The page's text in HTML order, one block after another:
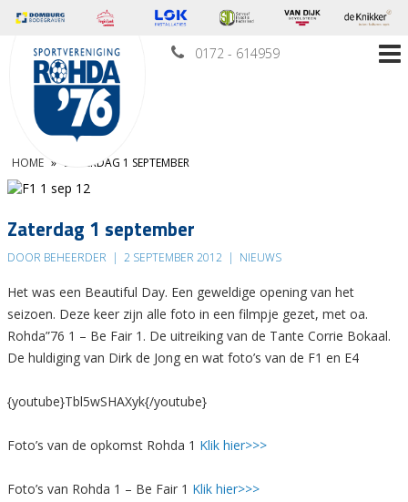
0172 - 614959
HOME » ZATERDAG 1 SEPTEMBER
Zaterdag 1 september
DOOR BEHEERDER | 2 SEPTEMBER 2012 | NIEUWS
Het was een Beautiful Day. Een geweldige opening van het
seizoen. Deze keer zijn alle foto in een filmpje gezet, met oa.
Rohda”76 1 – Be Fair 1. De uitreiking van de Tante Corrie Bokaal.
De huldiging van Dirk de Jong en wat foto’s van de F1 en E4
{youtube}Tbl5wSHAXyk{/youtube}
Foto’s van de opkomst Rohda 1 Klik hier>>>
Foto’s van Rohda 1 – Be Fair 1 Klik hier>>>